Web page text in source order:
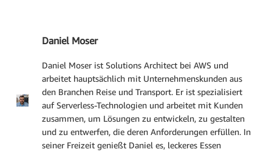
Daniel Moser
Daniel Moser ist Solutions Architect bei AWS und
arbeitet hauptsächlich mit Unternehmenskunden aus
den Branchen Reise und Transport. Er ist spezialisiert
auf Serverless-Technologien und arbeitet mit Kunden
zusammen, um Lösungen zu entwickeln, zu gestalten
und zu entwerfen, die deren Anforderungen erfüllen. In
seiner Freizeit genießt Daniel es, leckeres Essen